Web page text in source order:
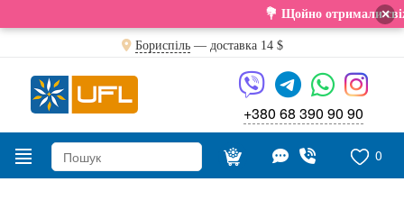
💐 Щойно отримали свіжу поставку. ×
Бориспіль— доставка 14 $
+380 68 390 90 90
0